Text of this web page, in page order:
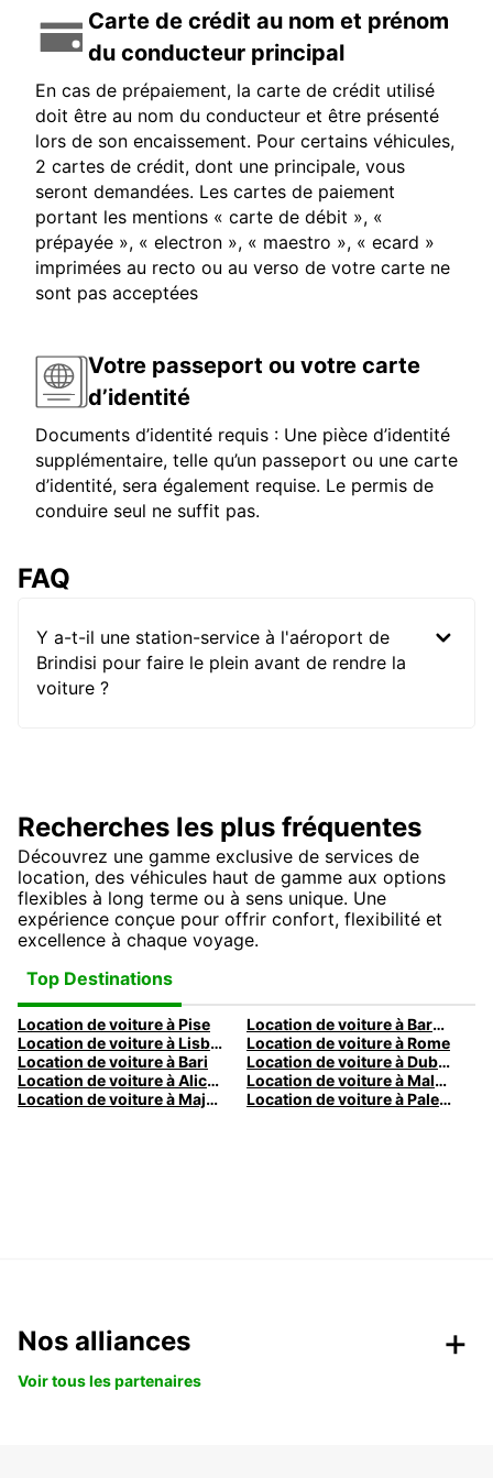
Carte de crédit au nom et prénom
du conducteur principal
En cas de prépaiement, la carte de crédit utilisé
doit être au nom du conducteur et être présenté
lors de son encaissement. Pour certains véhicules,
2 cartes de crédit, dont une principale, vous
seront demandées. Les cartes de paiement
portant les mentions « carte de débit », «
prépayée », « electron », « maestro », « ecard »
imprimées au recto ou au verso de votre carte ne
sont pas acceptées
Votre passeport ou votre carte
d’identité
Documents d’identité requis : Une pièce d’identité
supplémentaire, telle qu’un passeport ou une carte
d’identité, sera également requise. Le permis de
conduire seul ne suffit pas.
FAQ
Y a-t-il une station-service à l'aéroport de
Brindisi pour faire le plein avant de rendre la
voiture ?
Recherches les plus fréquentes
Découvrez une gamme exclusive de services de
location, des véhicules haut de gamme aux options
flexibles à long terme ou à sens unique. Une
expérience conçue pour offrir confort, flexibilité et
excellence à chaque voyage.
Top Destinations
Location de voiture à Pise
Location de voiture à Barcelone
Location de voiture à Lisbonne
Location de voiture à Rome
Location de voiture à Bari
Location de voiture à Dublin
Location de voiture à Alicante
Location de voiture à Malaga
Location de voiture à Majorque
Location de voiture à Palermo
Nos alliances
Voir tous les partenaires